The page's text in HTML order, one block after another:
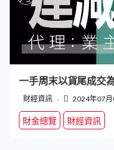
一手周末以貨尾成交
財經資訊 2024年07月
財金總覽 財經資訊